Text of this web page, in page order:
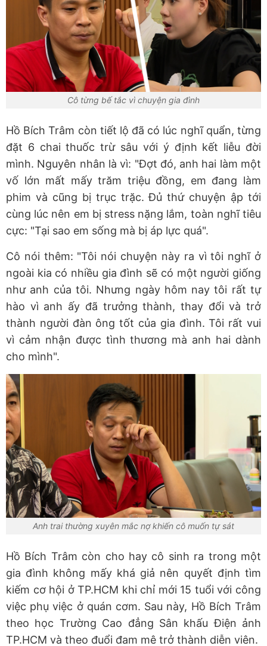
Cô từng bế tắc vì chuyện gia đình
Hồ Bích Trâm còn tiết lộ đã có lúc nghĩ quẩn, từng
đặt 6 chai thuốc trừ sâu với ý định kết liễu đời
mình. Nguyên nhân là vì: "Đợt đó, anh hai làm một
vố lớn mất mấy trăm triệu đồng, em đang làm
phim và cũng bị trục trặc. Đủ thứ chuyện ập tới
cùng lúc nên em bị stress nặng lắm, toàn nghĩ tiêu
cực: "Tại sao em sống mà bị áp lực quá".
Cô nói thêm: "Tôi nói chuyện này ra vì tôi nghĩ ở
ngoài kia có nhiều gia đình sẽ có một người giống
như anh của tôi. Nhưng ngày hôm nay tôi rất tự
hào vì anh ấy đã trưởng thành, thay đổi và trở
thành người đàn ông tốt của gia đình. Tôi rất vui
vì cảm nhận được tình thương mà anh hai dành
cho mình".
Anh trai thường xuyên mắc nợ khiến cô muốn tự sát
Hồ Bích Trâm còn cho hay cô sinh ra trong một
gia đình không mấy khá giả nên quyết định tìm
kiếm cơ hội ở TP.HCM khi chỉ mới 15 tuổi với công
việc phụ việc ở quán cơm. Sau này, Hồ Bích Trâm
theo học Trường Cao đẳng Sân khấu Điện ảnh
TP.HCM và theo đuổi đam mê trở thành diễn viên.